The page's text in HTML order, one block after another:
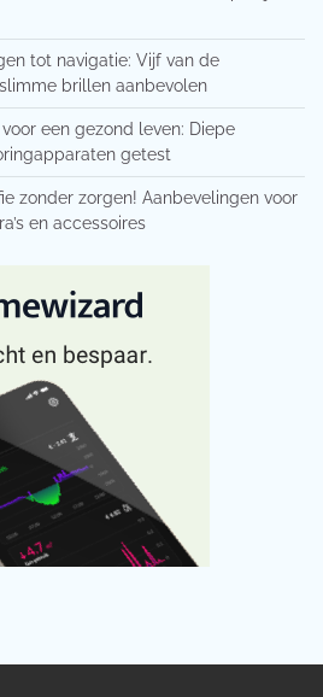
tot navigatie: Vijf van de
brillen aanbevolen
een gezond leven: Diepe
getest
zonder zorgen! Aanbevelingen voor
en accessoires